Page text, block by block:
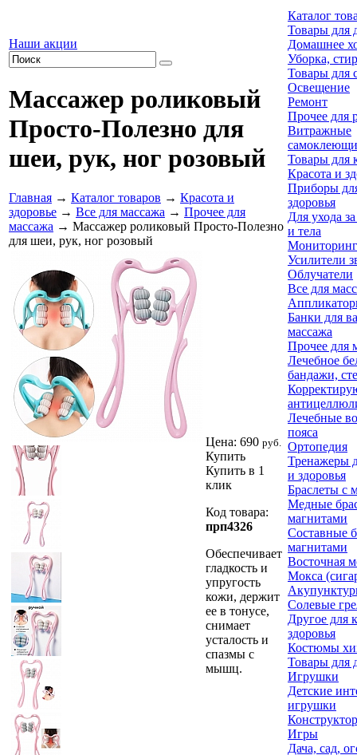
Наши акции
Массажер роликовый
Просто-Полезно для
шеи, рук, ног розовый
Главная → Каталог товаров → Красота и
здоровье → Все для массажа → Прочее для
массажа → Массажер роликовый Просто-Полезно
для шеи, рук, ног розовый
Цена: 690 руб.
Купить
Купить в 1
клик
Код товара:
прп4326
Обеспечивает
гладкость и
упругость
кожи, держит
ее в тонусе,
снимает
усталость и
спазмы с
мышц.
Каталог
Товары для
Домашнее
Уборка,
Товары для
Освещение
Ремонт
Прочее для
Витражные
Товары для
Красота и
Приборы
здоровья
Для ухода
и тела
Мониторинг
Усилители
Облучатели
Все для
Банки для
массажа
Прочее для
Лечебное
бандажи,
Лечебные
пояса
Ортопедия
Тренажеры
и здоровья
Браслеты с
Медные
магнитами
Составные
магнитами
Восточная
Мокса
Солевые
Другое для
здоровья
Костюмы
Товары для
Игрушки
Детские
игрушки
Игры
Дача, сад,